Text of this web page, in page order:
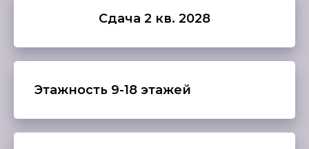
Сдача 2 кв. 2028
Этажность 9-18 этажей